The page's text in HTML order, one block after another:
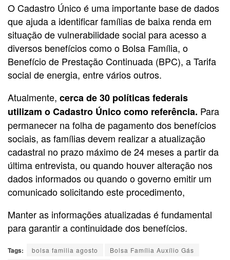
O Cadastro Único é uma importante base de dados
que ajuda a identificar famílias de baixa renda em
situação de vulnerabilidade social para acesso a
diversos benefícios como o Bolsa Família, o
Benefício de Prestação Continuada (BPC), a Tarifa
social de energia, entre vários outros.
Atualmente, cerca de 30 políticas federais
utilizam o Cadastro Único como referência. Para
permanecer na folha de pagamento dos benefícios
sociais, as famílias devem realizar a atualização
cadastral no prazo máximo de 24 meses a partir da
última entrevista, ou quando houver alteração nos
dados informados ou quando o governo emitir um
comunicado solicitando este procedimento,
Manter as informações atualizadas é fundamental
para garantir a continuidade dos benefícios.
Tags: bolsa familia agosto
Bolsa Família Auxílio Gás